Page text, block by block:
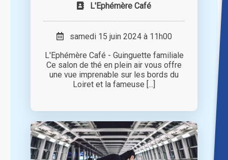
L'Ephémère Café
samedi 15 juin 2024 à 11h00
L'Ephémère Café - Guinguette familiale
Ce salon de thé en plein air vous offre
une vue imprenable sur les bords du
Loiret et la fameuse [...]